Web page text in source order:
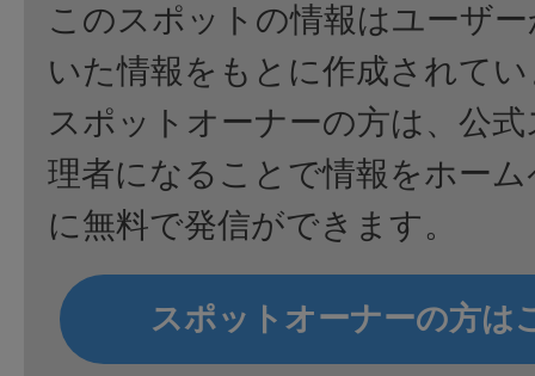
このスポットの情報はユーザ
いた情報をもとに作成されて
スポットオーナーの方は、公
理者になることで情報をホー
に無料で発信ができます。
スポットオーナーの方は